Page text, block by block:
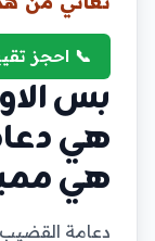
📞 احجز تقييمك
بس
هي
هي
دعامة